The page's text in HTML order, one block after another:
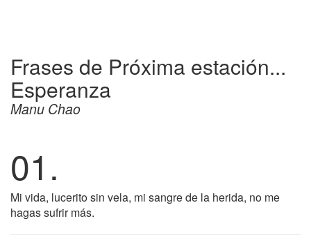
Frases de Próxima estación...
Esperanza
Manu Chao
01.
Mi vida, lucerito sin vela, mi sangre de la herida, no me
hagas sufrir más.